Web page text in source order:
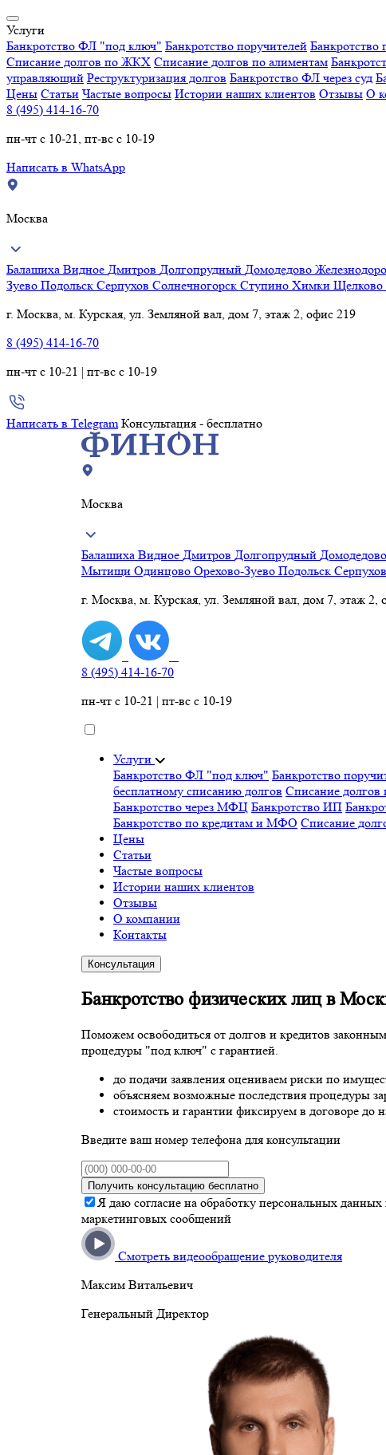
Услуги
Банкротство ФЛ "под ключ" Банкротство поручителей Банкротство
Списание долгов по ЖКХ Списание долгов по алиментам
управляющий Реструктуризация долгов Банкротство ФЛ через суд
Цены Статьи Частые вопросы Истории наших клиентов Отзывы О
8 (495) 414-16-70
пн-чт с 10-21, пт-вс с 10-19
Написать в WhatsApp
Москва
Балашиха Видное Дмитров Долгопрудный Домодедово
Зуево Подольск Серпухов Солнечногорск Ступино Химки Щелково
г. Москва, м. Курская, ул. Земляной вал, дом 7, этаж 2, офис 219
8 (495) 414-16-70
пн-чт с 10-21 | пт-вс с 10-19
Написать в Telegram Консультация - бесплатно
Москва
Балашиха Видное Дмитров Долгопрудный Домодедово
Мытищи Одинцово Орехово-Зуево Подольск Серпухов
г. Москва, м. Курская, ул. Земляной вал, дом 7, этаж 2,
8 (495) 414-16-70
пн-чт с 10-21 | пт-вс с 10-19
Услуги
Банкротство ФЛ "под ключ" Банкротство
бесплатному списанию долгов Списание
Банкротство через МФЦ Банкротство ИП
Банкротство по кредитам и МФО Списание
Цены
Статьи
Частые вопросы
Истории наших клиентов
Отзывы
О компании
Контакты
Консультация
Банкротство физических лиц в
Поможем освободиться от долгов и кредитов
процедуры "под ключ" с гарантией.
до подачи заявления оцениваем риски по
объясняем возможные последствия процедуры
стоимость и гарантии фиксируем в договоре до
Введите ваш номер телефона для консультации
Получить консультацию бесплатно
Я даю согласие на обработку персональных данных
маркетинговых сообщений
Смотреть видеообращение руководителя
Максим Витальевич
Генеральный Директор